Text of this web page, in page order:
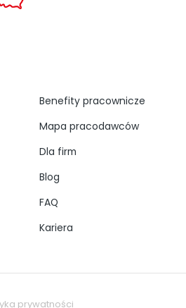
Benefity pracownicze
Mapa pracodawców
Dla firm
Blog
FAQ
Kariera
prywatności